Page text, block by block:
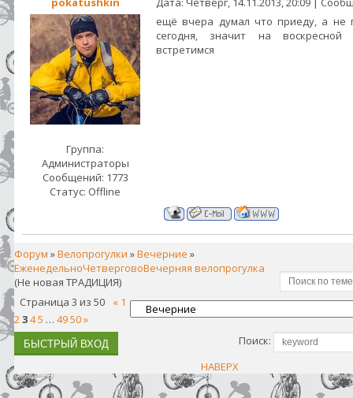
Группа:
Администраторы
Сообщений: 1773
Статус: Offline
ещё вчера думал что приеду, а не
сегодня, значит на воскресной
встретимся
Форум »Велопрогулки »Вечерние »
ЕженедельноЧетверговоВечерняя велопрогулка
(Не новая ТРАДИЦИЯ)
Страница 3 из 50 « 1
2345 … 4950»
Поиск:
НАВЕРХ